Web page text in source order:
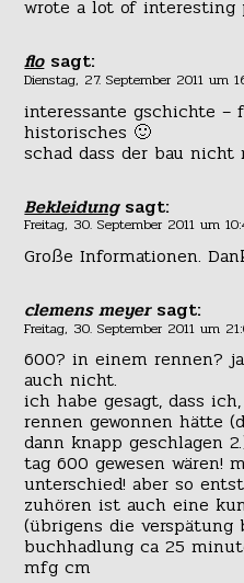
wrote a lot of interesting
flo sagt:
Dienstag, 27. September 2011 um
interessante gschichte
historisches 🙂
schad dass der bau nicht
Bekleidung sagt:
Freitag, 30. September 2011 um
Große Informationen.
clemens meyer sagt:
Freitag, 30. September 2011 um
600? in einem rennen?
auch nicht.
ich habe gesagt, dass
rennen gewonnen hätte
dann knapp geschlagen
tag 600 gewesen wären!
unterschied! aber so
zuhören ist auch eine
(übrigens die
buchhadlung ca 25
mfg cm